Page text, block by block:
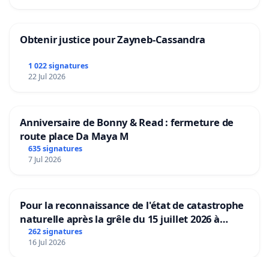
Obtenir justice pour Zayneb-Cassandra
1 022 signatures
22 Jul 2026
Anniversaire de Bonny & Read : fermeture de
route place Da Maya M
635 signatures
7 Jul 2026
Pour la reconnaissance de l'état de catastrophe
naturelle après la grêle du 15 juillet 2026 à
Aubenas et ses alentours
262 signatures
16 Jul 2026